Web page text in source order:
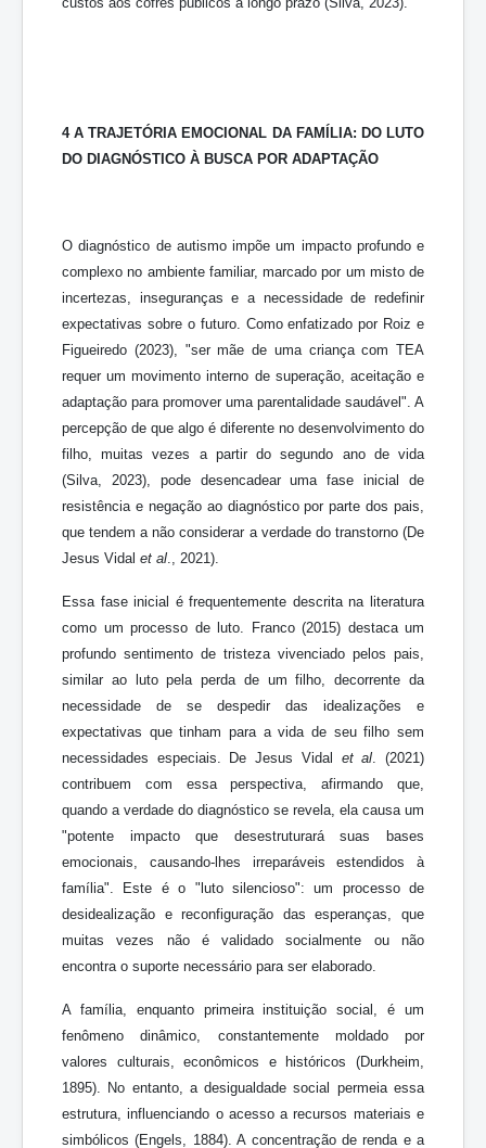
4 A TRAJETÓRIA EMOCIONAL DA FAMÍLIA: DO LUTO
DO DIAGNÓSTICO À BUSCA POR ADAPTAÇÃO
O diagnóstico de autismo impõe um impacto profundo e
complexo no ambiente familiar, marcado por um misto de
incertezas, inseguranças e a necessidade de redefinir
expectativas sobre o futuro. Como enfatizado por Roiz e
Figueiredo (2023), "ser mãe de uma criança com TEA
requer um movimento interno de superação, aceitação e
adaptação para promover uma parentalidade saudável". A
percepção de que algo é diferente no desenvolvimento do
filho, muitas vezes a partir do segundo ano de vida
(Silva, 2023), pode desencadear uma fase inicial de
resistência e negação ao diagnóstico por parte dos pais,
que tendem a não considerar a verdade do transtorno (De
Jesus Vidal et al ., 2021).
Essa fase inicial é frequentemente descrita na literatura
como um processo de luto. Franco (2015) destaca um
profundo sentimento de tristeza vivenciado pelos pais,
similar ao luto pela perda de um filho, decorrente da
necessidade de se despedir das idealizações e
expectativas que tinham para a vida de seu filho sem
necessidades especiais. De Jesus Vidal et al . (2021)
contribuem com essa perspectiva, afirmando que,
quando a verdade do diagnóstico se revela, ela causa um
"potente impacto que desestruturará suas bases
emocionais, causando-lhes irreparáveis estendidos à
família". Este é o "luto silencioso": um processo de
desidealização e reconfiguração das esperanças, que
muitas vezes não é validado socialmente ou não
encontra o suporte necessário para ser elaborado.
A família, enquanto primeira instituição social, é um
fenômeno dinâmico, constantemente moldado por
valores culturais, econômicos e históricos (Durkheim,
1895). No entanto, a desigualdade social permeia essa
estrutura, influenciando o acesso a recursos materiais e
simbólicos (Engels, 1884). A concentração de renda e a